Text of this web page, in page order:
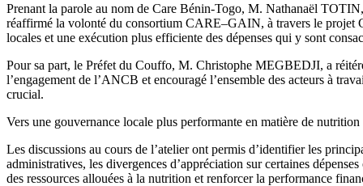
Prenant la parole au nom de Care Bénin-Togo, M. Nathanaël
réaffirmé la volonté du consortium CARE–GAIN, à travers le projet
locales et une exécution plus efficiente des dépenses qui y sont
Pour sa part, le Préfet du Couffo, M. Christophe MEGBEDJI, a
l’engagement de l’ANCB et encouragé l’ensemble des acteurs à
crucial.
Vers une gouvernance locale plus performante en matière de nutrition
Les discussions au cours de l’atelier ont permis d’identifier les
administratives, les divergences d’appréciation sur certaines
des ressources allouées à la nutrition et renforcer la performance